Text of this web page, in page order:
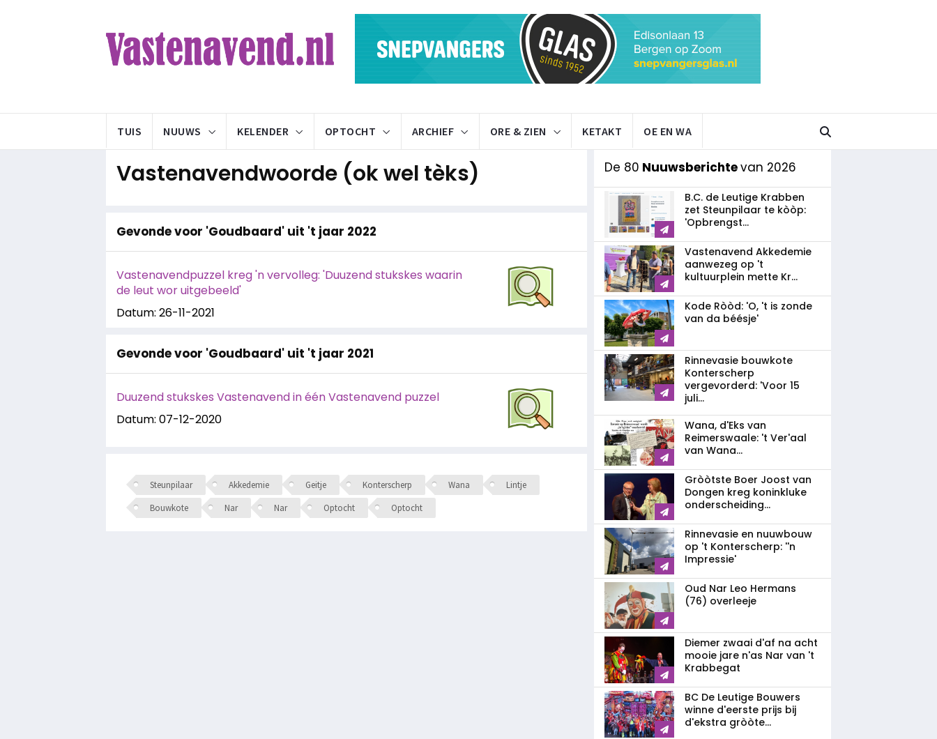
TUIS NUUWS KELENDER OPTOCHT ARCHIEF ORE & ZIEN KETAKT OE EN WA
Vastenavendwoorde (ok wel tèks)
Gevonde voor 'Goudbaard' uit 't jaar 2022
Vastenavendpuzzel kreg 'n vervolleg: 'Duuzend stukskes waarin
de leut wor uitgebeeld'
Datum: 26-11-2021
Gevonde voor 'Goudbaard' uit 't jaar 2021
Duuzend stukskes Vastenavend in één Vastenavend puzzel
Datum: 07-12-2020
Steunpilaar Akkedemie Geitje Konterscherp Wana
Lintje
Bouwkote
Nar Nar Optocht Optocht
De 80 Nuuwsberichtevan 2026
B.C. de Leutige Krabben
zet Steunpilaar te kòòp:
'Opbrengst...
Vastenavend Akkedemie
aanwezeg op 't
kultuurplein mette Kr...
Kode Ròòd: 'O, 't is zonde
van da béésje'
Rinnevasie bouwkote
Konterscherp
vergevorderd: 'Voor 15
juli...
Wana, d'Eks van
Reimerswaale: 't Ver'aal
van Wana...
Gròòtste Boer Joost van
Dongen kreg koninkluke
onderscheiding...
Rinnevasie en nuuwbouw
op 't Konterscherp: ''n
Impressie'
Oud Nar Leo Hermans
(76) overleeje
Diemer zwaai d'af na acht
mooie jare n'as Nar van 't
Krabbegat
BC De Leutige Bouwers
winne d'eerste prijs bij
d'ekstra gròòte...